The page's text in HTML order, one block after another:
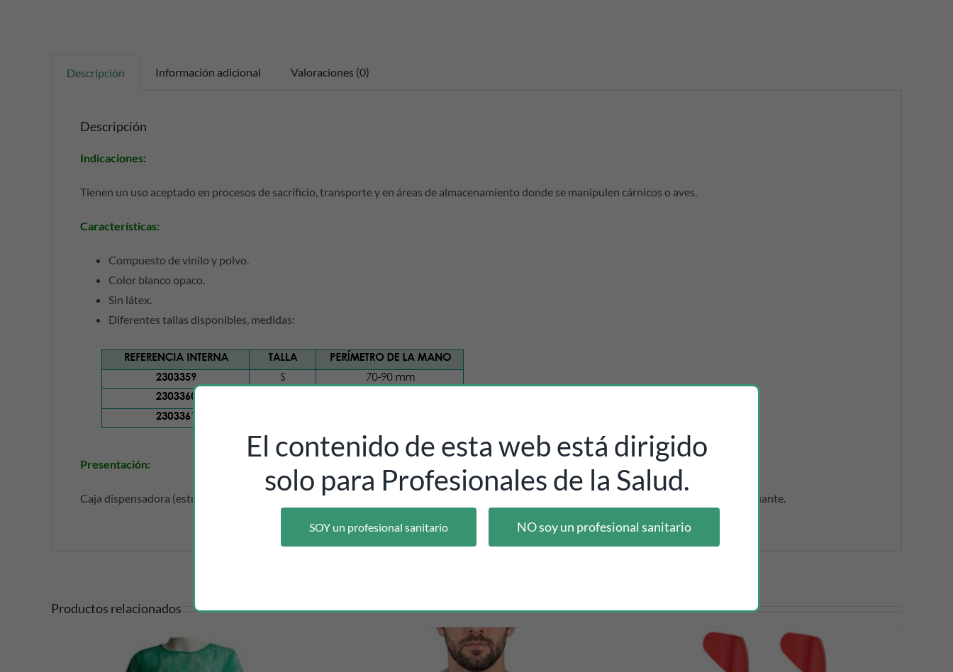
Descripción Información adicional Valoraciones (0)
Descripción
Indicaciones:
Tienen un uso aceptado en procesos de sacrificio, transporte y en áreas de almacenamiento donde se manipulen cárnicos o aves.
Características:
Compuesto de vinilo y polvo.
Color blanco opaco.
Sin látex.
Diferentes tallas disponibles, medidas:
Presentación:
Caja dispensadora (estuche) de 100 unidades, con pestaña removible de fácil apertura en la parte superior para una cómoda extracción del guante.
Productos relacionados
El contenido de esta web está dirigido
solo para Profesionales de la Salud.
SOY un profesional sanitario NO soy un profesional sanitario